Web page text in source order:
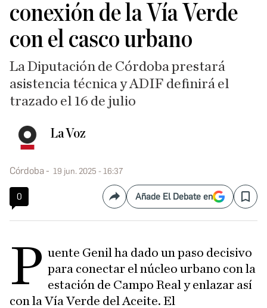
conexión de la Vía Verde
con el casco urbano
La Diputación de Córdoba prestará
asistencia técnica y ADIF definirá el
trazado el 16 de julio
La Voz
Córdoba 19 jun. 2025 - 16:37
0 CompartirAñade El Debate en Save
P uente Genil ha dado un paso decisivo
para conectar el núcleo urbano con la
estación de Campo Real y enlazar así
con la Vía Verde del Aceite. El